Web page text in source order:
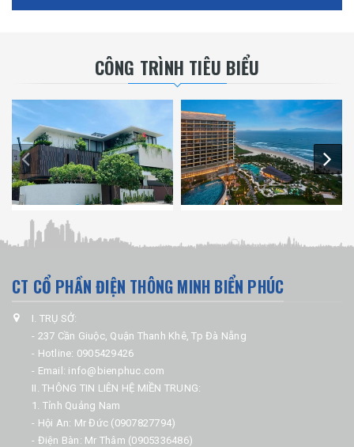
CÔNG TRÌNH TIÊU BIỂU
CT CỔ PHẦN ĐIỆN THÔNG MINH BIỂN PHÚC
I. TRỤ SỞ:
- 237 Cần Giuộc, Quận Thanh Khê, Tp Đà Nẵng
- Hotline: 0905429426
- Email: info@bienphuc.com
II. THÔNG TIN LIÊN HỆ MIỀN TRUNG:
1. Tỉnh Quảng Nam
- Hội An: Mr Đức (0907827794)
- Điện Bàn: Mr Thâm (0905336486)